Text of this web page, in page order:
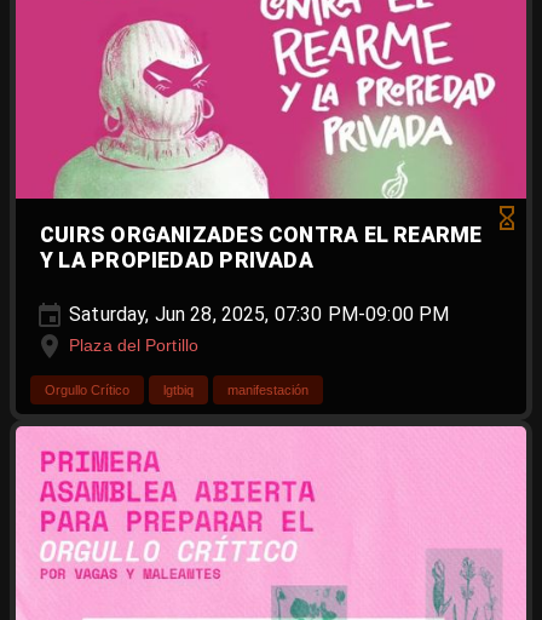
CUIRS ORGANIZADES CONTRA EL REARME
Y LA PROPIEDAD PRIVADA
Saturday, Jun 28, 2025, 07:30 PM-09:00 PM
Plaza del Portillo
Orgullo Crítico lgtbiq manifestación